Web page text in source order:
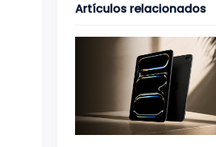
Artículos relacionados